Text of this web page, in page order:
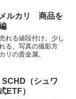
ルカリ 商品を
れる値段付け。少し
る。写真の撮影方
リの貴金属。
（シュワ
ETF）